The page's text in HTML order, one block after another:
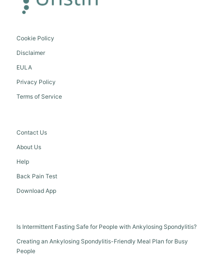
Cookie Policy
Disclaimer
EULA
Privacy Policy
Terms of Service
Contact Us
About Us
Help
Back Pain Test
Download App
Is Intermittent Fasting Safe for People with Ankylosing Spondylitis?
Creating an Ankylosing Spondylitis-Friendly Meal Plan for Busy
People